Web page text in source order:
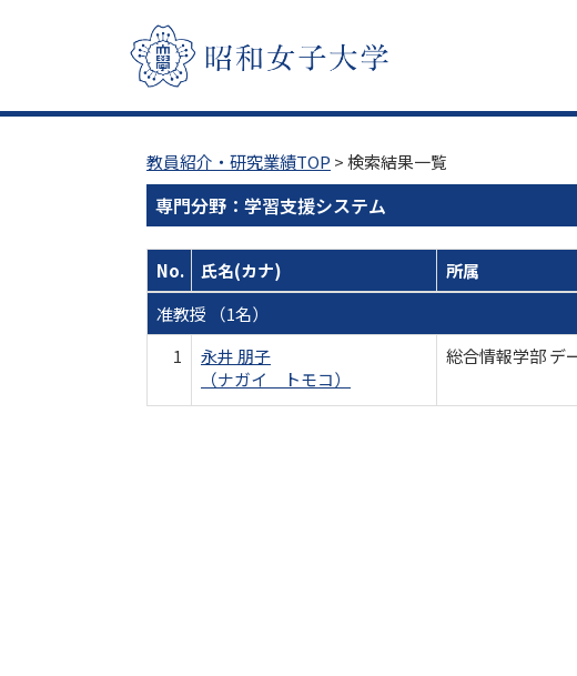
教員紹介・研究業績TOP > 検索結果一覧
専門分野：学習支援システム
No. 氏名(カナ) 所属
准教授 （1名）
1
永井 朋子
（ナガイ トモコ）
総合情報学部 デ